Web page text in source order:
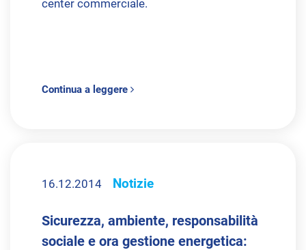
center commerciale.
Continua a leggere
16.12.2014 Notizie
Sicurezza, ambiente, responsabilità
sociale e ora gestione energetica: